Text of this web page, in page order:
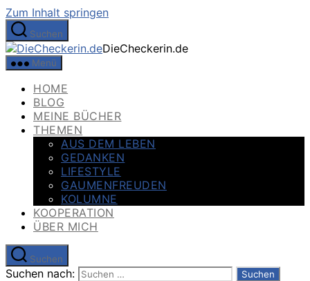
Zum Inhalt springen
Suchen
DieCheckerin.de
Menü
HOME
BLOG
MEINE BÜCHER
THEMEN
AUS DEM LEBEN
GEDANKEN
LIFESTYLE
GAUMENFREUDEN
KOLUMNE
KOOPERATION
ÜBER MICH
Suchen
Suchen nach: